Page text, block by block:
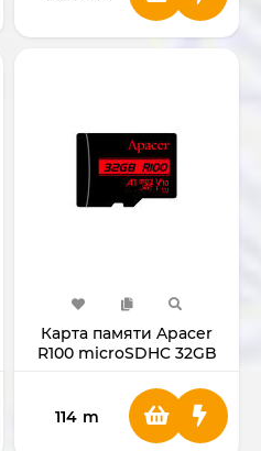
Карта памяти Apacer
R100 microSDHC 32GB
114 m